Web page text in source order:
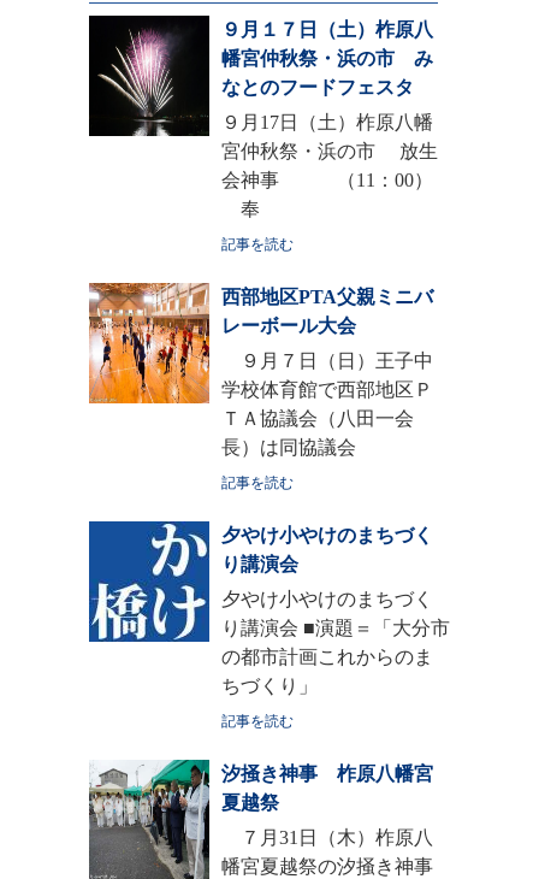
９月１７日（土）柞原八
幡宮仲秋祭・浜の市 み
なとのフードフェスタ
９月17日（土）柞原八幡
宮仲秋祭・浜の市 放生
会神事 （11：00）
奉
記事を読む
西部地区PTA父親ミニバ
レーボール大会
９月７日（日）王子中
学校体育館で西部地区Ｐ
ＴＡ協議会（八田一会
長）は同協議会
記事を読む
夕やけ小やけのまちづく
り講演会
夕やけ小やけのまちづく
り講演会 ■演題＝「大分市
の都市計画これからのま
ちづくり」
記事を読む
汐掻き神事 柞原八幡宮
夏越祭
７月31日（木）柞原八
幡宮夏越祭の汐掻き神事